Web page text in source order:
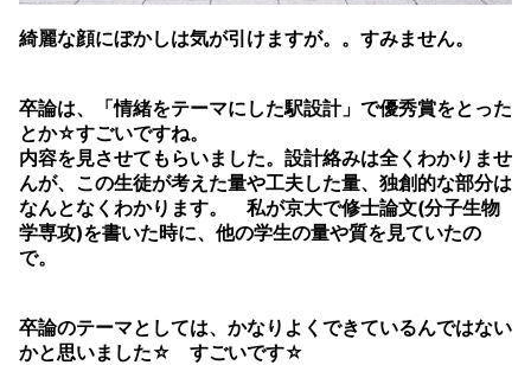
綺麗な顔にぼかしは気が引けますが。。すみません。
卒論は、「情緒をテーマにした駅設計」で優秀賞をとった
とか☆すごいですね。
内容を見させてもらいました。設計絡みは全くわかりませ
んが、この生徒が考えた量や工夫した量、独創的な部分は
なんとなくわかります。 私が京大で修士論文(分子生物
学専攻)を書いた時に、他の学生の量や質を見ていたの
で。
卒論のテーマとしては、かなりよくできているんではない
かと思いました☆ すごいです☆